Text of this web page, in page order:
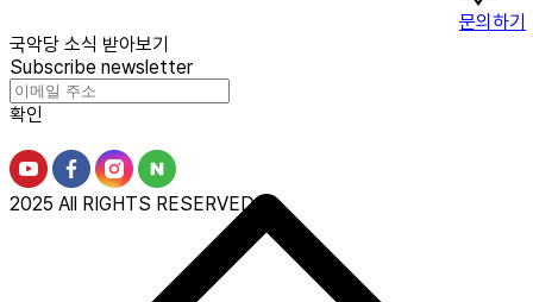
문의하기
국악당 소식 받아보기
Subscribe newsletter
확인
2025 All RIGHTS RESERVED.